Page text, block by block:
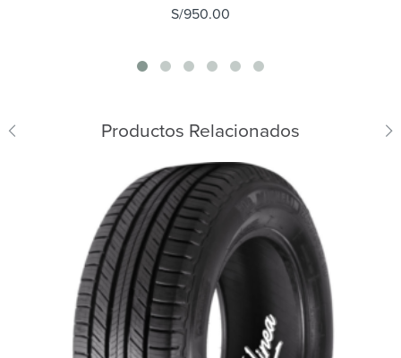
S/950.00
Productos Relacionados